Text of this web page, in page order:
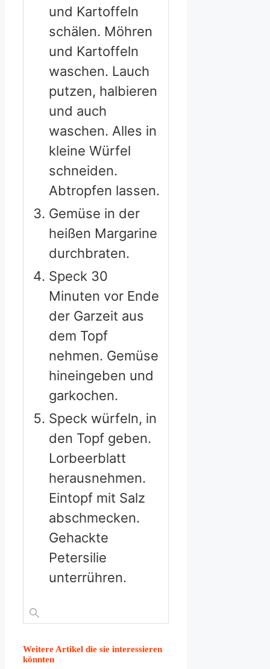
und Kartoffeln
schälen. Möhren
und Kartoffeln
waschen. Lauch
putzen, halbieren
und auch
waschen. Alles in
kleine Würfel
schneiden.
Abtropfen lassen.
Gemüse in der
heißen Margarine
durchbraten.
Speck 30
Minuten vor Ende
der Garzeit aus
dem Topf
nehmen. Gemüse
hineingeben und
garkochen.
Speck würfeln, in
den Topf geben.
Lorbeerblatt
herausnehmen.
Eintopf mit Salz
abschmecken.
Gehackte
Petersilie
unterrühren.
Weitere Artikel die sie interessieren
könnten